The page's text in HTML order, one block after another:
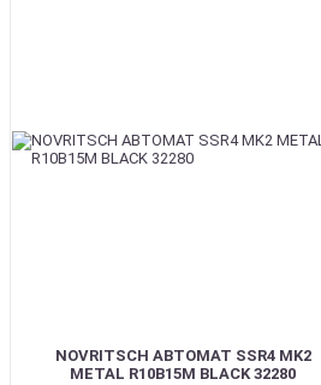
NOVRITSCH АВТОМАТ SSR4 MK2
METAL R10B15M BLACK 32280